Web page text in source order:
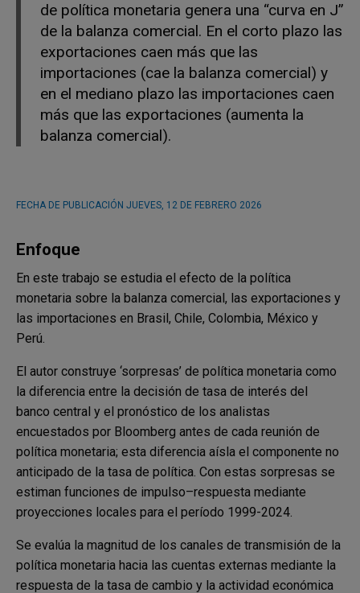
de política monetaria genera una “curva en J”
de la balanza comercial. En el corto plazo las
exportaciones caen más que las
importaciones (cae la balanza comercial) y
en el mediano plazo las importaciones caen
más que las exportaciones (aumenta la
balanza comercial).
FECHA DE PUBLICACIÓN JUEVES, 12 DE FEBRERO 2026
Enfoque
En este trabajo se estudia el efecto de la política
monetaria sobre la balanza comercial, las exportaciones y
las importaciones en Brasil, Chile, Colombia, México y
Perú.
El autor construye ‘sorpresas’ de política monetaria como
la diferencia entre la decisión de tasa de interés del
banco central y el pronóstico de los analistas
encuestados por Bloomberg antes de cada reunión de
política monetaria; esta diferencia aísla el componente no
anticipado de la tasa de política. Con estas sorpresas se
estiman funciones de impulso–respuesta mediante
proyecciones locales para el período 1999-2024.
Se evalúa la magnitud de los canales de transmisión de la
política monetaria hacia las cuentas externas mediante la
respuesta de la tasa de cambio y la actividad económica